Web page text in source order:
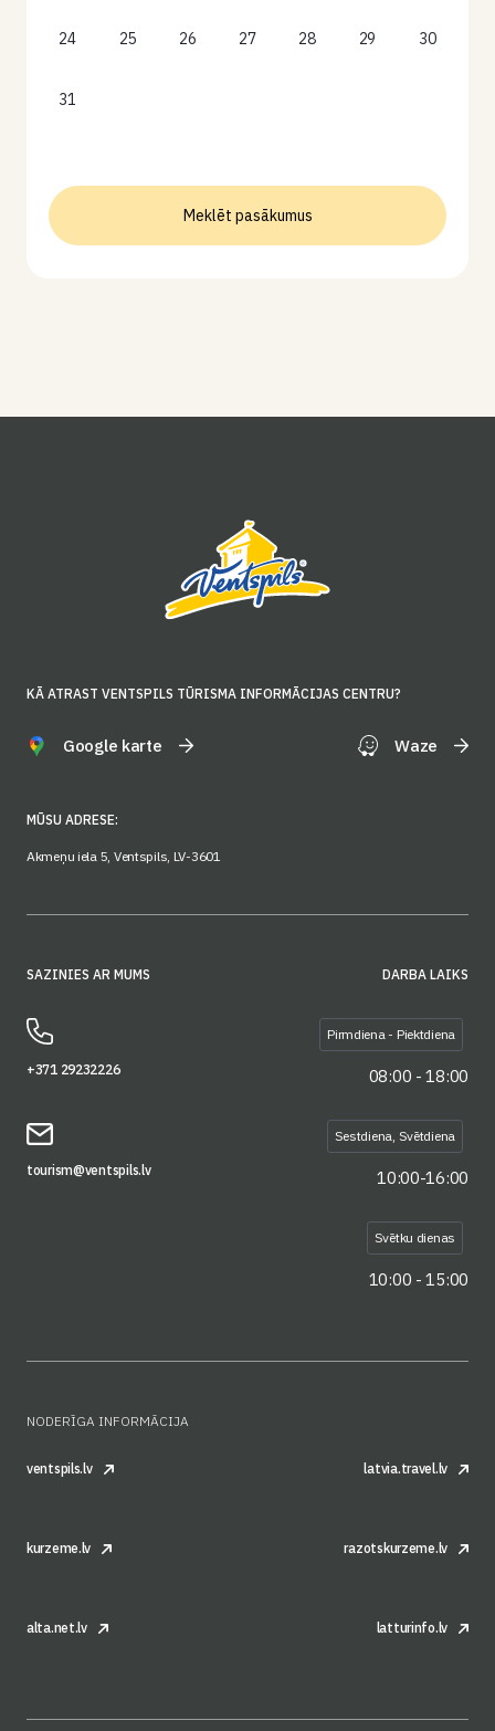
24 25 26 27 28 29 30
31
Meklēt pasākumus
KĀ ATRAST VENTSPILS TŪRISMA INFORMĀCIJAS CENTRU?
Google karte Waze
MŪSU ADRESE:
Akmeņu iela 5, Ventspils, LV-3601
SAZINIES AR MUMS
+371 29232226
tourism@ventspils.lv
DARBA LAIKS
Pirmdiena - Piektdiena
08:00 - 18:00
Sestdiena, Svētdiena
10:00-16:00
Svētku dienas
10:00 - 15:00
NODERĪGA INFORMĀCIJA
ventspils.lv latvia.travel.lv
kurzeme.lv razotskurzeme.lv
alta.net.lv latturinfo.lv